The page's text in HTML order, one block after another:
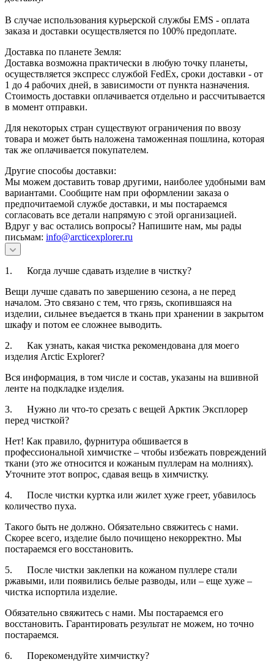
В случае использования курьерской службы EMS - оплата
заказа и доставки осуществляется по 100% предоплате.
Доставка по планете Земля:
Доставка возможна практически в любую точку планеты,
осуществляется экспресс службой FedEx, сроки доставки - от
1 до 4 рабочих дней, в зависимости от пункта назначения.
Стоимость доставки оплачивается отдельно и рассчитывается
в момент отправки.
Для некоторых стран существуют ограничения по ввозу
товара и может быть наложена таможенная пошлина, которая
так же оплачивается покупателем.
Другие способы доставки:
Мы можем доставить товар другими, наиболее удобными вам
вариантами. Сообщите нам при оформлении заказа о
предпочитаемой службе доставки, и мы постараемся
согласовать все детали напрямую с этой организацией.
Вдруг у вас остались вопросы? Напишите нам, мы рады
письмам: info@arcticexplorer.ru
1. Когда лучше сдавать изделие в чистку?
Вещи лучше сдавать по завершению сезона, а не перед
началом. Это связано с тем, что грязь, скопившаяся на
изделии, сильнее въедается в ткань при хранении в закрытом
шкафу и потом ее сложнее выводить.
2. Как узнать, какая чистка рекомендована для моего
изделия Arctic Explorer?
Вся информация, в том числе и состав, указаны на вшивной
ленте на подкладке изделия.
3. Нужно ли что-то срезать с вещей Арктик Эксплорер
перед чисткой?
Нет! Как правило, фурнитура обшивается в
профессиональной химчистке – чтобы избежать повреждений
ткани (это же относится и кожаным пуллерам на молниях).
Уточните этот вопрос, сдавая вещь в химчистку.
4. После чистки куртка или жилет хуже греет, убавилось
количество пуха.
Такого быть не должно. Обязательно свяжитесь с нами.
Скорее всего, изделие было почищено некорректно. Мы
постараемся его восстановить.
5. После чистки заклепки на кожаном пуллере стали
ржавыми, или появились белые разводы, или – еще хуже –
чистка испортила изделие.
Обязательно свяжитесь с нами. Мы постараемся его
восстановить. Гарантировать результат не можем, но точно
постараемся.
6. Порекомендуйте химчистку?